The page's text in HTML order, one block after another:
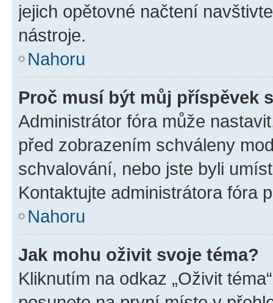
jejich opětovné načtení
nástroje.
Nahoru
Proč musí být můj příspěvek
Administrátor fóra může
před zobrazením schváleny
schvalování, nebo jste byli
Kontaktujte administrátora fóra
Nahoru
Jak mohu oživit svoje téma?
Kliknutím na odkaz „Oživit